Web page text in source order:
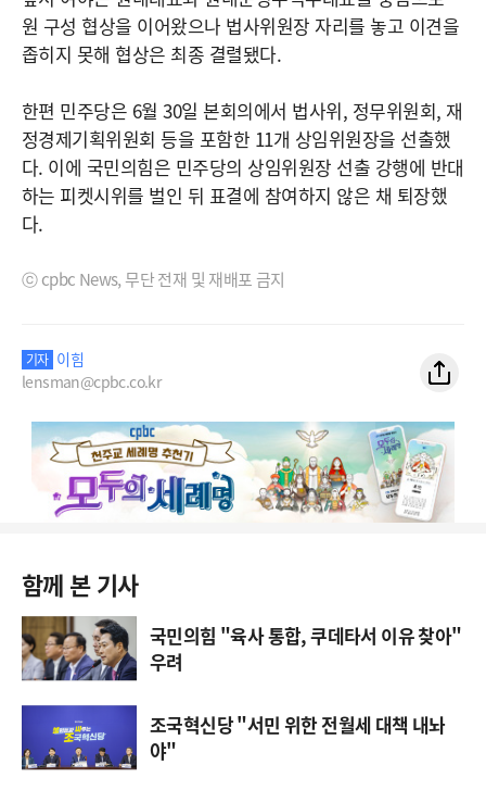
원 구성 협상을 이어왔으나 법사위원장 자리를 놓고 이견을
좁히지 못해 협상은 최종 결렬됐다.
한편 민주당은 6월 30일 본회의에서 법사위, 정무위원회, 재
정경제기획위원회 등을 포함한 11개 상임위원장을 선출했
다. 이에 국민의힘은 민주당의 상임위원장 선출 강행에 반대
하는 피켓시위를 벌인 뒤 표결에 참여하지 않은 채 퇴장했
다.
ⓒ cpbc News, 무단 전재 및 재배포 금지
기자 이힘
lensman@cpbc.co.kr
함께 본 기사
국민의힘 "육사 통합, 쿠데타서 이유 찾아"
우려
조국혁신당 "서민 위한 전월세 대책 내놔
야"